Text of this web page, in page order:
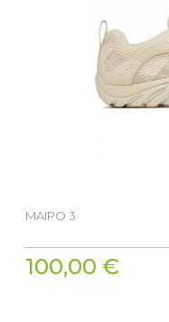
MAIPO 3
100,00 €